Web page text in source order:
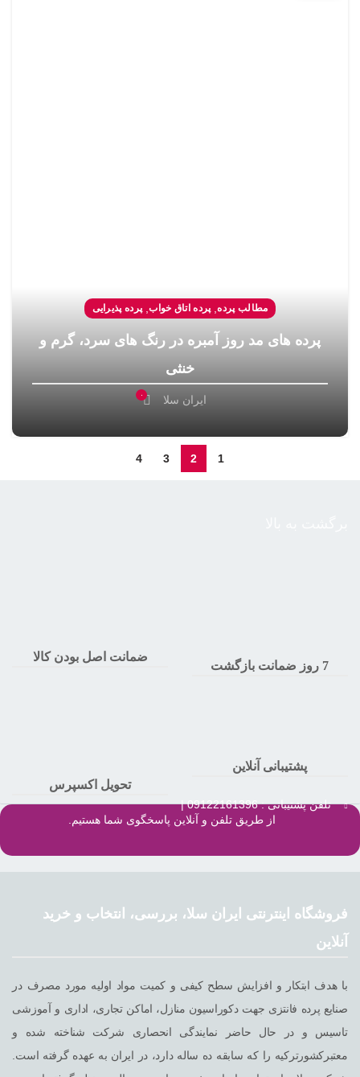
مطالب پرده,پرده اتاق خواب,پرده پذیرایی
پرده های مد روز آمبره در رنگ های سرد، گرم و
خنثی
ایران سلا ۰
1
2
3
4
ضمانت اصل بودن کالا
7 روز ضمانت بازگشت
تحویل اکسپرس
پشتیبانی آنلاین
تلفن پشتیبانی : 09122161396 |
از طریق تلفن و آنلاین پاسخگوی شما هستیم.
فروشگاه اینترنتی ایران سلا، بررسی، انتخاب و خرید
آنلاین
با هدف ابتکار و افزایش سطح کیفی و کمیت مواد اولیه مورد مصرف در
صنایع پرده فانتزی جهت دکوراسیون منازل، اماکن تجاری، اداری و آموزشی
تاسیس و در حال حاضر نمایندگی انحصاری شرکت شناخته شده و
معتبرکشورترکیه را که سابقه ده ساله دارد، در ایران به عهده گرفته است.